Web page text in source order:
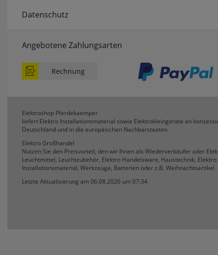
Datenschutz
Angebotene Zahlungsarten
Rechnung
Elektroshop Pferdekaemper
liefert Elektro Installationsmaterial sowie Elektrokleingeräte an
Deutschland und in die europäischen Nachbarstaaten.
Elektro Großhandel
Nutzen Sie den Preisvorteil, den wir Ihnen als Wiederverkäufer oder
Leuchtmittel, Leuchtzubehör, Elektro Handelsware, Haustechnik,
Installationsmaterial, Werkzeuge, Batterien oder z.B. Weihnachtsartikel
Letzte Aktualisierung am 06.08.2026 um 07:34